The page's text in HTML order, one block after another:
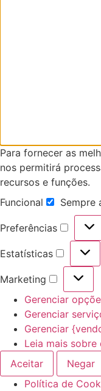
Para fornecer as
nos permitirá
recursos e funções.
Funcional
Funcional
Sempre
Preferências
Estatísticas
Marketing
Marketing
Gerenciar
Gerenciar
Gerenciar
Leia mais
Aceitar
Negar
Política de